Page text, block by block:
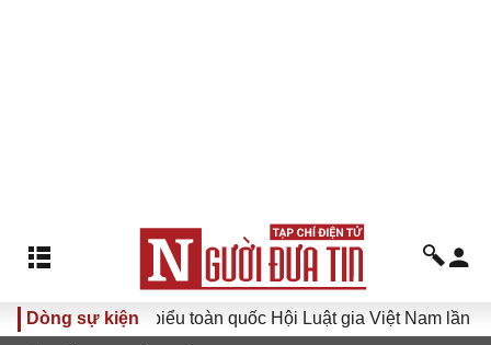
Dòng sự kiện
hội đại biểu toàn quốc Hội Luật gia Việt Nam lần thứ XV